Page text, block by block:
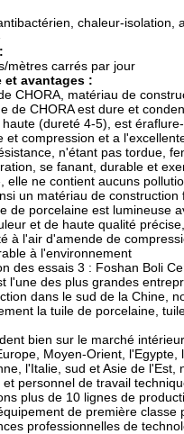
chaleur-isolation,
mètres carrés par jour
et avantages :
CHORA, matériau de
de CHORA est dure et
(dureté 4-5), est
et compression et a
n'étant pas tordue,
se fanant, durable et
elle ne contient aucuns
un matériau de construction
de porcelaine est lumineuse
et de haute qualité
à l'air d'amende de
à l'environnement
des essais 3 : Foshan Boli
l'une des plus grandes
dans le sud de la Chine,
la tuile de porcelaine,
bien sur le marché
Moyen-Orient, l'Egypte,
l'Italie, sud et Asie de l'Est,
personnel de travail
plus de 10 lignes de
de première classe
professionnelles de